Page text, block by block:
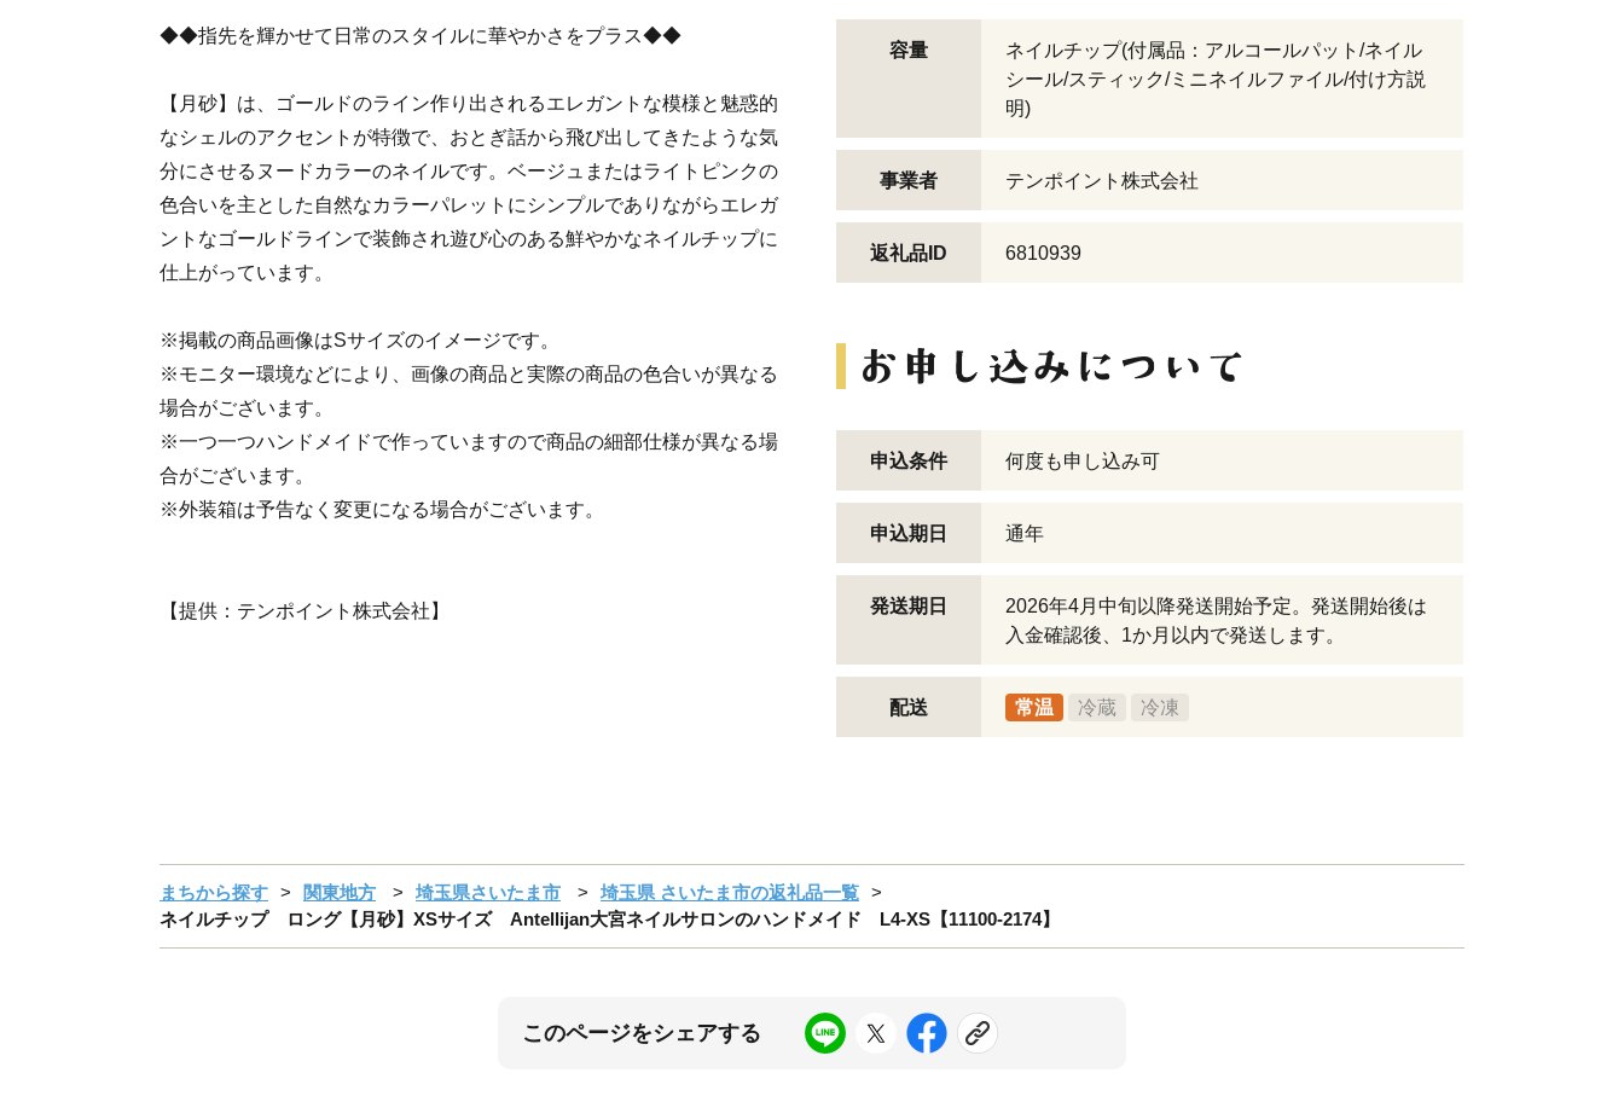
◆◆指先を輝かせて日常のスタイルに華やかさをプラス◆◆
【月砂】は、ゴールドのライン作り出されるエレガントな模様と魅惑的
なシェルのアクセントが特徴で、おとぎ話から飛び出してきたような気
分にさせるヌードカラーのネイルです。ベージュまたはライトピンクの
色合いを主とした自然なカラーパレットにシンプルでありながらエレガ
ントなゴールドラインで装飾され遊び心のある鮮やかなネイルチップに
仕上がっています。
※掲載の商品画像はSサイズのイメージです。
※モニター環境などにより、画像の商品と実際の商品の色合いが異なる
場合がございます。
※一つ一つハンドメイドで作っていますので商品の細部仕様が異なる場
合がございます。
※外装箱は予告なく変更になる場合がございます。
【提供：テンポイント株式会社】
容量
ネイルチップ(付属品：アルコールパット/ネイル
シール/スティック/ミニネイルファイル/付け方説
明)
事業者 テンポイント株式会社
返礼品ID 6810939
申込条件 何度も申し込み可
申込期日 通年
発送期日
2026年4月中旬以降発送開始予定。発送開始後は
入金確認後、1か月以内で発送します。
配送 常温 冷蔵 冷凍
まちから探す 関東地方 埼玉県さいたま市
埼玉県 さいたま市の返礼品一覧
ネイルチップ ロング【月砂】XSサイズ Antellijan大宮ネイルサロンのハンドメイド L4-XS【11100-2174】
このページをシェアする